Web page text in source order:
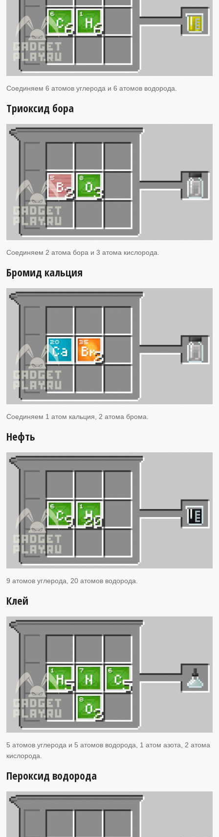
Соединяем 6 атомов углерода и 6 атомов водорода.
Триоксид бора
Соединяем 2 атома бора и 3 атома кислорода.
Бромид кальция
Соединяем 1 атом кальция, 2 атома брома.
Нефть
9 атомов углерода, 20 атомов водорода.
Клей
5 атомов углерода и 5 атомов водорода, 1 атом азота, 2 атома
кислорода.
Пероксид водорода